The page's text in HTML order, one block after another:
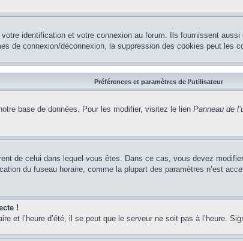
identification et votre connexion au forum. Ils fournissent
de connexion/déconnexion, la suppression des cookies peut les
Préférences et paramètres de l’utilisateur
base de données. Pour les modifier, visitez le lien Panneau de
de celui dans lequel vous êtes. Dans ce cas, vous devez
du fuseau horaire, comme la plupart des paramètres n’est
!
et l’heure d’été, il se peut que le serveur ne soit pas à l’heure.